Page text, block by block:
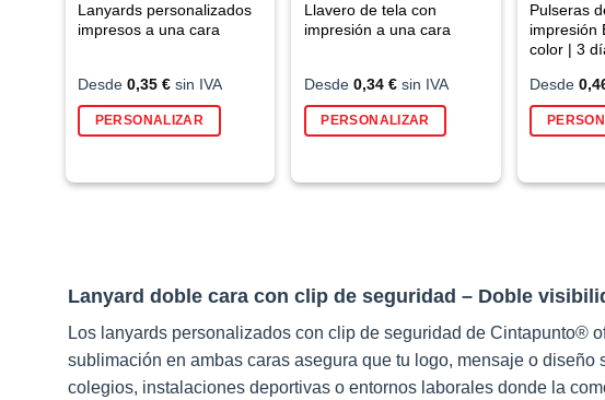
Lanyards personalizados
impresos a una cara
Desde 0,35 €sin IVA
PERSONALIZAR
múltiples
pueden
elegir
en
Llavero de tela con
impresión a una cara
Desde 0,34 €sin IVA
PERSONALIZAR
múltiples
pueden
elegir
en
Pulseras
impresión
color | 3
Desde
Lanyard doble cara con clip de seguridad – Doble
Los lanyards personalizados con clip de seguridad de Cintapunto®
sublimación en ambas caras asegura que tu logo, mensaje o
colegios, instalaciones deportivas o entornos laborales donde la